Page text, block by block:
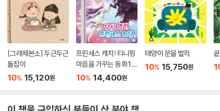
[그래제본소] 두근두근
돌잡이
10% 15,120원
프린세스 캐치! 티니핑
마음을 가꾸는 동화 10
: 다시 열린 프린세스 회
10% 14,400원
태양이 문을 벌컥
10% 15,750원